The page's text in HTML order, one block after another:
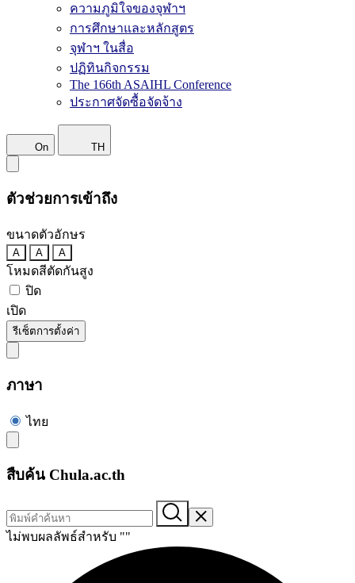
ความภูมิใจของจุฬาฯ
การศึกษาและหลักสูตร
จุฬาฯ ในสื่อ
ปฏิทินกิจกรรม
The 166th ASAIHL Conference
ประกาศจัดซื้อจัดจ้าง
On TH
ตัวช่วยการเข้าถึง
ขนาดตัวอักษร
A A A
โหมดสีตัดกันสูง
ปิด
เปิด
รีเซ็ตการตั้งค่า
ภาษา
ไทย
สืบค้น Chula.ac.th
ไม่พบผลลัพธ์สำหรับ ""